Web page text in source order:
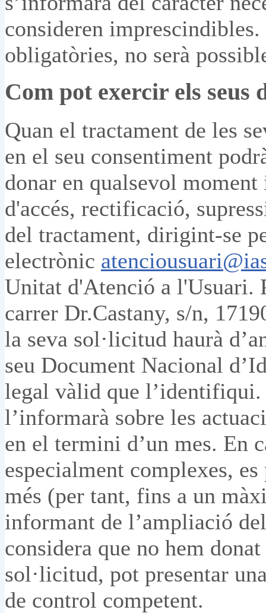
consideren
obligatòries, no serà
Com pot exercir els seus
Quan el tractament de les
en el seu consentiment
donar en qualsevol
d'accés, rectificació,
del tractament, dirigint-se
electrònic
Unitat d'Atenció a l'Usuari.
carrer Dr.Castany, s/n,
la seva sol·licitud haurà
seu Document Nacional
legal vàlid que l’identifiqui.
l’informarà sobre les
en el termini d’un mes. En
especialment complexes,
més (per tant, fins a un
informant de l’ampliació
considera que no hem
sol·licitud, pot presentar
de control competent.